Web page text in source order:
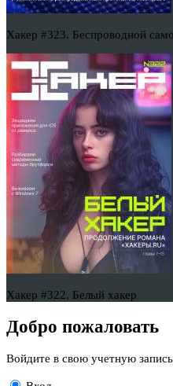
Хакер #323. Беспроводной
Хакер #322. Белый хакер
Добро пожаловать
Войдите в свою учетную запись